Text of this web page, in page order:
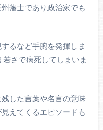
藩士であり政治家でも
るなど手腕を発揮しま
さで病死してしまいま
した言葉や名言の意味
えてくるエピソードも